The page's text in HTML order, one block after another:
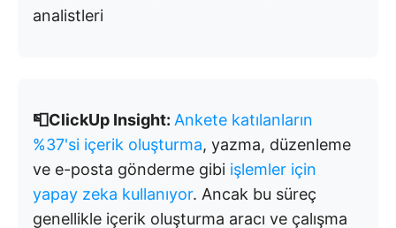
analistleri
📮ClickUp Insight: Ankete katılanların
%37'si içerik oluşturma, yazma, düzenleme
ve e-posta gönderme gibi işlemler için
yapay zeka kullanıyor. Ancak bu süreç
genellikle içerik oluşturma aracı ve çalışma